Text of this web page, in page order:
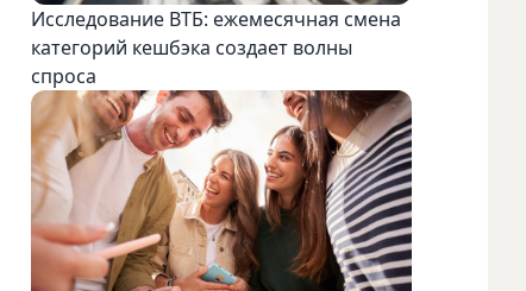
Исследование ВТБ: ежемесячная смена
категорий кешбэка создает волны
спроса